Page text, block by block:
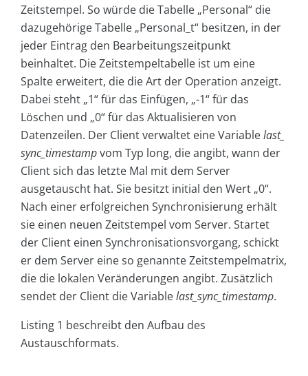
Zeitstempel. So würde die Tabelle „Personal“ die
dazugehörige Tabelle „Personal_t“ besitzen, in der
jeder Eintrag den Bearbeitungszeitpunkt
beinhaltet. Die Zeitstempeltabelle ist um eine
Spalte erweitert, die die Art der Operation anzeigt.
Dabei steht „1“ für das Einfügen, „-1“ für das
Löschen und „0“ für das Aktualisieren von
Datenzeilen. Der Client verwaltet eine Variablelast_
sync_timestampvom Typ long, die angibt, wann der
Client sich das letzte Mal mit dem Server
ausgetauscht hat. Sie besitzt initial den Wert „0“.
Nach einer erfolgreichen Synchronisierung erhält
sie einen neuen Zeitstempel vom Server. Startet
der Client einen Synchronisationsvorgang, schickt
er dem Server eine so genannte Zeitstempelmatrix,
die die lokalen Veränderungen angibt. Zusätzlich
sendet der Client die Variablelast_sync_timestamp.
Listing 1 beschreibt den Aufbau des
Austauschformats.